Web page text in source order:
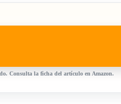
Consulta la ficha del artículo en Amazon.